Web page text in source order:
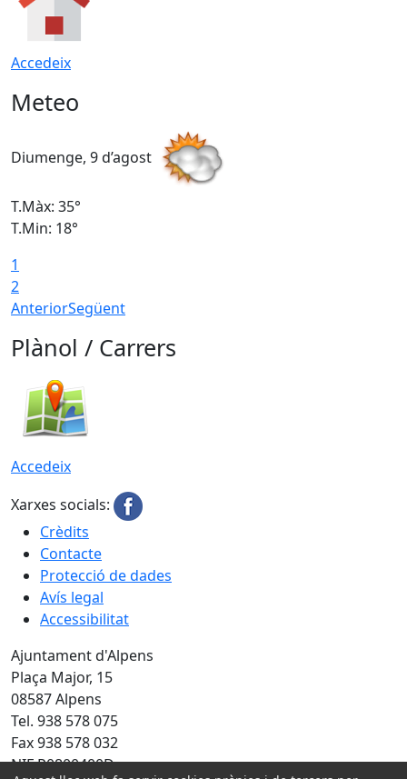
Accedeix
Meteo
Diumenge, 9 d’agost
T.Màx: 35°
T.Min: 18°
1
2
AnteriorSegüent
Plànol / Carrers
Accedeix
Xarxes socials:
Crèdits
Contacte
Protecció de dades
Avís legal
Accessibilitat
Ajuntament d'Alpens
Plaça Major, 15
08587 Alpens
Tel. 938 578 075
Fax 938 578 032
NIF P0800400D